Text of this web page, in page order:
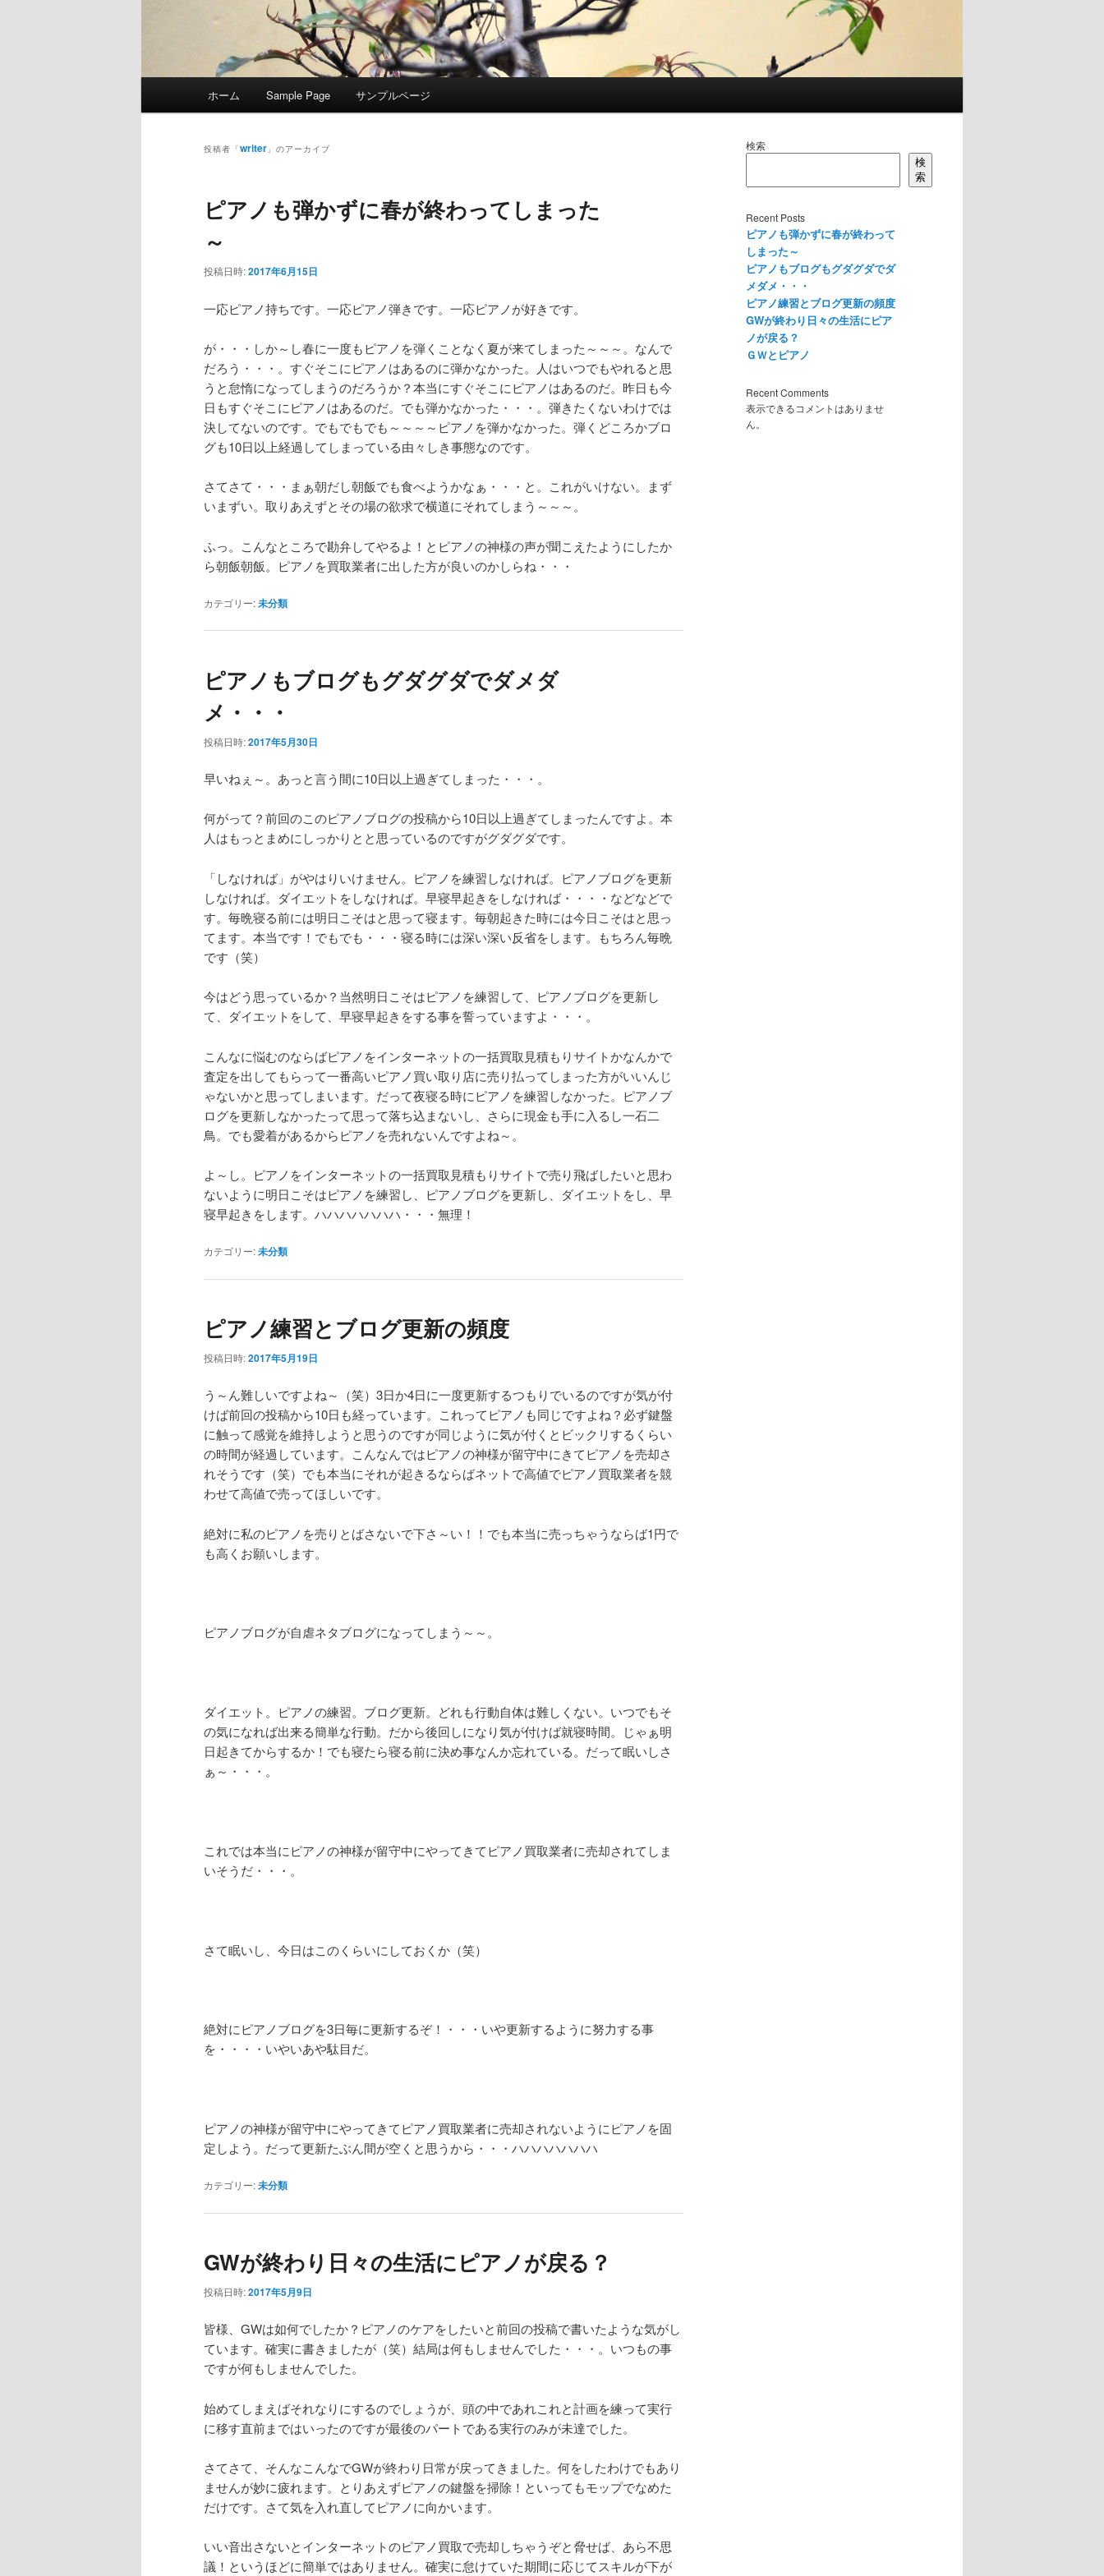
ホーム Sample Page サンプルページ
投稿者「writer 」のアーカイブ
ピアノも弾かずに春が終わってしまった
～
投稿日時:2017年6月15日
一応ピアノ持ちです。一応ピアノ弾きです。一応ピアノが好きです。
が・・・しか～し春に一度もピアノを弾くことなく夏が来てしまった～～～。なんで
だろう・・・。すぐそこにピアノはあるのに弾かなかった。人はいつでもやれると思
うと怠惰になってしまうのだろうか？本当にすぐそこにピアノはあるのだ。昨日も今
日もすぐそこにピアノはあるのだ。でも弾かなかった・・・。弾きたくないわけでは
決してないのです。でもでもでも～～～～ピアノを弾かなかった。弾くどころかブロ
グも10日以上経過してしまっている由々しき事態なのです。
さてさて・・・まぁ朝だし朝飯でも食べようかなぁ・・・と。これがいけない。まず
いまずい。取りあえずとその場の欲求で横道にそれてしまう～～～。
ふっ。こんなところで勘弁してやるよ！とピアノの神様の声が聞こえたようにしたか
ら朝飯朝飯。ピアノを買取業者に出した方が良いのかしらね・・・
カテゴリー:未分類
ピアノもブログもグダグダでダメダ
メ・・・
投稿日時:2017年5月30日
早いねぇ～。あっと言う間に10日以上過ぎてしまった・・・。
何がって？前回のこのピアノブログの投稿から10日以上過ぎてしまったんですよ。本
人はもっとまめにしっかりとと思っているのですがグダグダです。
「しなければ」がやはりいけません。ピアノを練習しなければ。ピアノブログを更新
しなければ。ダイエットをしなければ。早寝早起きをしなければ・・・・などなどで
す。毎晩寝る前には明日こそはと思って寝ます。毎朝起きた時には今日こそはと思っ
てます。本当です！でもでも・・・寝る時には深い深い反省をします。もちろん毎晩
です（笑）
今はどう思っているか？当然明日こそはピアノを練習して、ピアノブログを更新し
て、ダイエットをして、早寝早起きをする事を誓っていますよ・・・。
こんなに悩むのならばピアノをインターネットの一括買取見積もりサイトかなんかで
査定を出してもらって一番高いピアノ買い取り店に売り払ってしまった方がいいんじ
ゃないかと思ってしまいます。だって夜寝る時にピアノを練習しなかった。ピアノブ
ログを更新しなかったって思って落ち込まないし、さらに現金も手に入るし一石二
鳥。でも愛着があるからピアノを売れないんですよね～。
よ～し。ピアノをインターネットの一括買取見積もりサイトで売り飛ばしたいと思わ
ないように明日こそはピアノを練習し、ピアノブログを更新し、ダイエットをし、早
寝早起きをします。ハハハハハハハ・・・無理！
カテゴリー:未分類
ピアノ練習とブログ更新の頻度
投稿日時:2017年5月19日
う～ん難しいですよね～（笑）3日か4日に一度更新するつもりでいるのですが気が付
けば前回の投稿から10日も経っています。これってピアノも同じですよね？必ず鍵盤
に触って感覚を維持しようと思うのですが同じように気が付くとビックリするくらい
の時間が経過しています。こんなんではピアノの神様が留守中にきてピアノを売却さ
れそうです（笑）でも本当にそれが起きるならばネットで高値でピアノ買取業者を競
わせて高値で売ってほしいです。
絶対に私のピアノを売りとばさないで下さ～い！！でも本当に売っちゃうならば1円で
も高くお願いします。
ピアノブログが自虐ネタブログになってしまう～～。
ダイエット。ピアノの練習。ブログ更新。どれも行動自体は難しくない。いつでもそ
の気になれば出来る簡単な行動。だから後回しになり気が付けば就寝時間。じゃぁ明
日起きてからするか！でも寝たら寝る前に決め事なんか忘れている。だって眠いしさ
ぁ～・・・。
これでは本当にピアノの神様が留守中にやってきてピアノ買取業者に売却されてしま
いそうだ・・・。
さて眠いし、今日はこのくらいにしておくか（笑）
絶対にピアノブログを3日毎に更新するぞ！・・・いや更新するように努力する事
を・・・・いやいあや駄目だ。
ピアノの神様が留守中にやってきてピアノ買取業者に売却されないようにピアノを固
定しよう。だって更新たぶん間が空くと思うから・・・ハハハハハハハ
カテゴリー:未分類
GWが終わり日々の生活にピアノが戻る？
投稿日時:2017年5月9日
皆様、GWは如何でしたか？ピアノのケアをしたいと前回の投稿で書いたような気がし
ています。確実に書きましたが（笑）結局は何もしませんでした・・・。いつもの事
ですが何もしませんでした。
始めてしまえばそれなりにするのでしょうが、頭の中であれこれと計画を練って実行
に移す直前まではいったのですが最後のパートである実行のみが未達でした。
さてさて、そんなこんなでGWが終わり日常が戻ってきました。何をしたわけでもあり
ませんが妙に疲れます。とりあえずピアノの鍵盤を掃除！といってもモップでなめた
だけです。さて気を入れ直してピアノに向かいます。
いい音出さないとインターネットのピアノ買取で売却しちゃうぞと脅せば、あら不思
議！というほどに簡単ではありません。確実に怠けていた期間に応じてスキルが下が
検索
検
索
Recent Posts
ピアノも弾かずに春が終わって
しまった～
ピアノもブログもグダグダでダ
メダメ・・・
ピアノ練習とブログ更新の頻度
GWが終わり日々の生活にピア
ノが戻る？
ＧＷとピアノ
Recent Comments
表示できるコメントはありませ
ん。